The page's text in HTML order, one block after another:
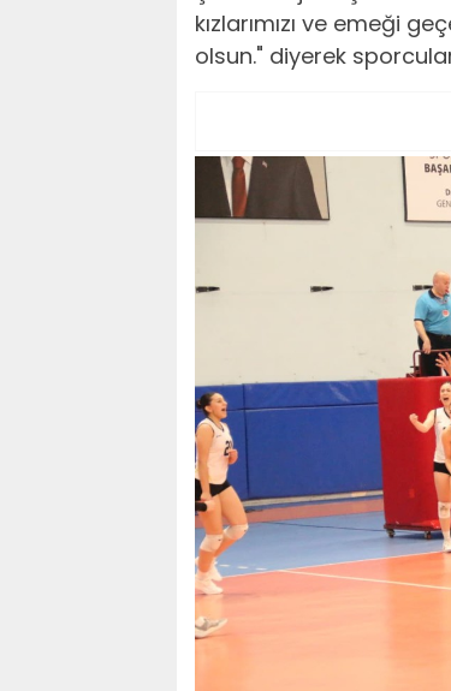
kızlarımızı ve emeği
olsun." diyerek